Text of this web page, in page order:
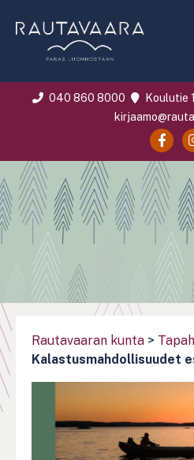
040 860 8000
Koulutie
Rautavaaran kunta >
Kalastusmahdollisuudet